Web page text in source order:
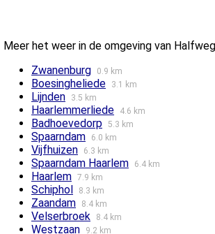
Meer het weer in de omgeving van Halfweg
Zwanenburg
0.9 km
Boesingheliede 3.1 km
Lijnden 3.5 km
Haarlemmerliede 4.6 km
Badhoevedorp 5.3 km
Spaarndam 6.0 km
Vijfhuizen 6.3 km
Spaarndam Haarlem 6.4 km
Haarlem 7.9 km
Schiphol 8.3 km
Zaandam 8.4 km
Velserbroek 8.4 km
Westzaan 9.2 km